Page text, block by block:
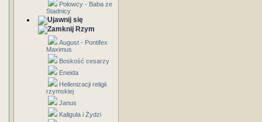
Połowcy - Baba ze
Stadnicy
Rzym
August - Pontifex
Maximus
Boskość cesarzy
Eneida
Hellenizacji religii
rzymskiej
Janus
Kaligula i Żydzi